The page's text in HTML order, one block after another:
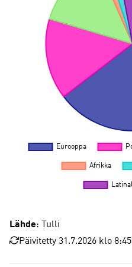
Lähde: Tulli
Päivitetty 31.7.2026 klo 8:45